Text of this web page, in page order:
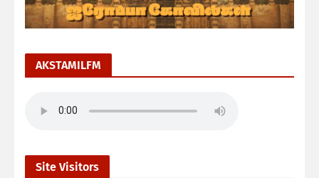
AKSTAMILFM
Site Visitors